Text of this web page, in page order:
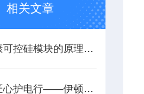
相关文章
西门康可控硅模块的原理及应用
百年匠心护电行——伊顿巴斯曼熔断器详解